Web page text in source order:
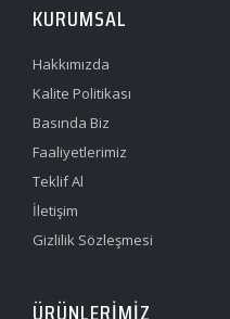
KURUMSAL
Hakkımızda
Kalite Politikası
Basında Biz
Faaliyetlerimiz
Teklif Al
İletişim
Gizlilik Sözleşmesi